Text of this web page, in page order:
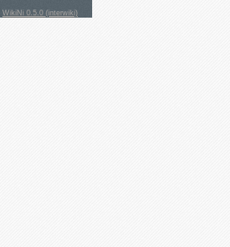
WikiNi 0.5.0 (interwiki)